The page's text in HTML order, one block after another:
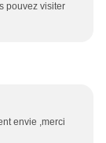
pouvez visiter
envie ,merci